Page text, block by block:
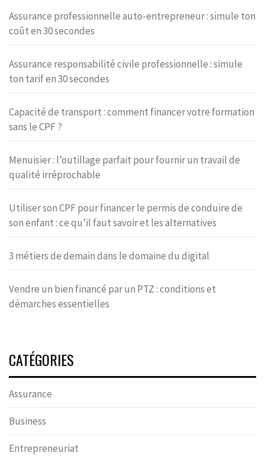
Assurance professionnelle auto-entrepreneur : simule ton
coût en 30 secondes
Assurance responsabilité civile professionnelle : simule
ton tarif en 30 secondes
Capacité de transport : comment financer votre formation
sans le CPF ?
Menuisier : l’outillage parfait pour fournir un travail de
qualité irréprochable
Utiliser son CPF pour financer le permis de conduire de
son enfant : ce qu’il faut savoir et les alternatives
3 métiers de demain dans le domaine du digital
Vendre un bien financé par un PTZ : conditions et
démarches essentielles
CATÉGORIES
Assurance
Business
Entrepreneuriat